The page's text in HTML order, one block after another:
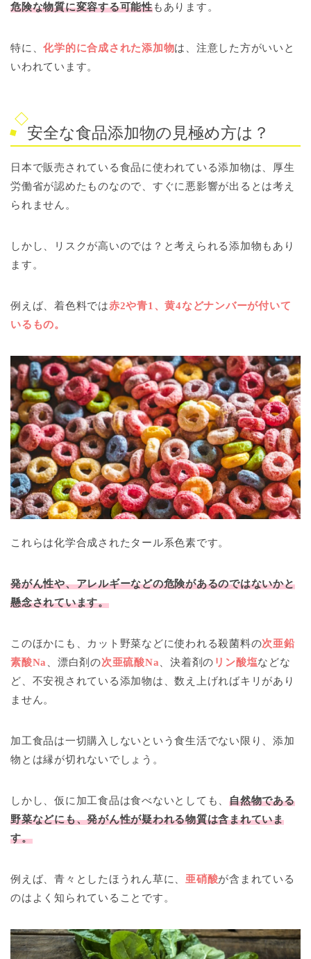
危険な物質に変容する可能性もあります。
特に、化学的に合成された添加物は、注意した方がいいと
いわれています。
安全な食品添加物の見極め方は？
日本で販売されている食品に使われている添加物は、厚生
労働省が認めたものなので、すぐに悪影響が出るとは考え
られません。
しかし、リスクが高いのでは？と考えられる添加物もあり
ます。
例えば、着色料では赤2や青1、黄4などナンバーが付いて
いるもの。
これらは化学合成されたタール系色素です。
発がん性や、アレルギーなどの危険があるのではないかと
懸念されています。
このほかにも、カット野菜などに使われる殺菌料の次亜鉛
素酸Na
、漂白剤の次亜硫酸Na 、決着剤の リン酸塩などな
ど、不安視されている添加物は、数え上げればキリがあり
ません。
加工食品は一切購入しないという食生活でない限り、添加
物とは縁が切れないでしょう。
しかし、仮に加工食品は食べないとしても、自然物である
野菜などにも、発がん性が疑われる物質は含まれていま
す。
例えば、青々としたほうれん草に、 亜硝酸が含まれている
のはよく知られていることです。